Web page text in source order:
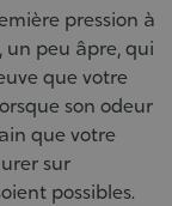
pression à
peu âpre, qui
que votre
son odeur
que votre
sur
possibles.